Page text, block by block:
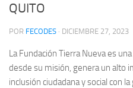
QUITO
POR FECODES · DICIEMBRE 27, 2023
La Fundación Tierra Nueva es
desde su misión, genera un alto
inclusión ciudadana y social con